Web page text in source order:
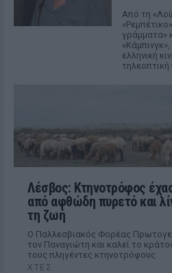
Από τη
γράμματα»
ελληνική
Λέσβος: Κτηνοτρόφος
από αφθώδη πυρετό και
τη ζωή
Ο Παλλεσβιακός Φορέας
τον Παναγιώτη και καλεί το
τους πληγέντες κτηνοτρόφους
ΧΤΕΣ